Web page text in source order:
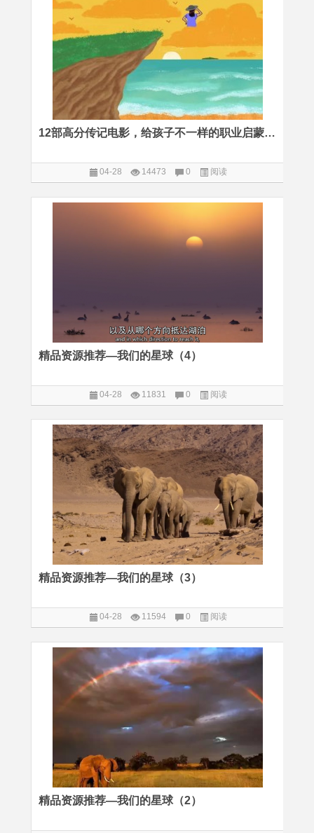
12部高分传记电影，给孩子不一样的职业启蒙之旅
04-28 14473 0 阅读
精品资源推荐—我们的星球（4）
04-28 11831 0 阅读
精品资源推荐—我们的星球（3）
04-28 11594 0 阅读
精品资源推荐—我们的星球（2）